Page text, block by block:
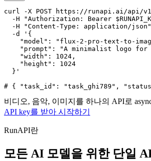
curl -X POST https://runapi.ai/api/
-H "Authorization: Bearer
-H "Content-Type: application/
  -d '{
"model": "flux-2-pro-text-to-
"prompt": "A minimalist logo
    "width": 1024,
    "height": 1024
  }'
# { "task_id": "task_ghi789",
비디오, 음악, 이미지를 하나의 API로
API key를 받아 시작하기
RunAPI란
모든 AI 모델을 위한 단일